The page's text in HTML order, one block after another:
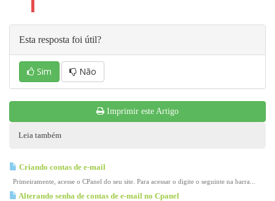
Esta resposta foi útil?
Sim Não
Imprimir este Artigo
Leia também
Criando contas de e-mail
Primeiramente, acesse o CPanel do seu site. Para acessar o digite o seguinte na barra...
Alterando senha de contas de e-mail no Cpanel